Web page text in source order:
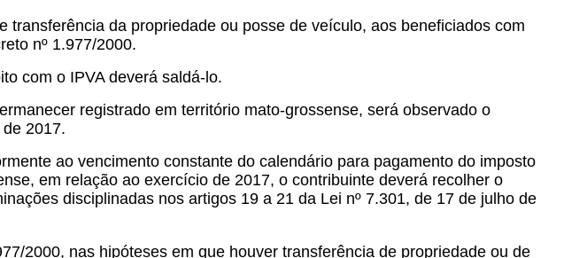
da propriedade ou posse de veículo, aos beneficiados com
nº 1.977/2000.
com o IPVA deverá saldá-lo.
registrado em território mato-grossense, será observado o
2017.
ao vencimento constante do calendário para pagamento do imposto
em relação ao exercício de 2017, o contribuinte deverá recolher o
disciplinadas nos artigos 19 a 21 da Lei nº 7.301, de 17 de julho de
2000, nas hipóteses em que houver transferência de propriedade ou de